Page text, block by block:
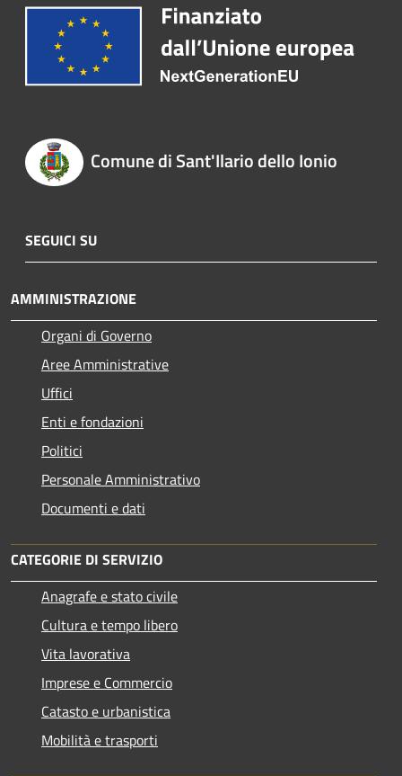
Comune di Sant'Ilario dello Ionio
SEGUICI SU
AMMINISTRAZIONE
Organi di Governo
Aree Amministrative
Uffici
Enti e fondazioni
Politici
Personale Amministrativo
Documenti e dati
CATEGORIE DI SERVIZIO
Anagrafe e stato civile
Cultura e tempo libero
Vita lavorativa
Imprese e Commercio
Catasto e urbanistica
Mobilità e trasporti